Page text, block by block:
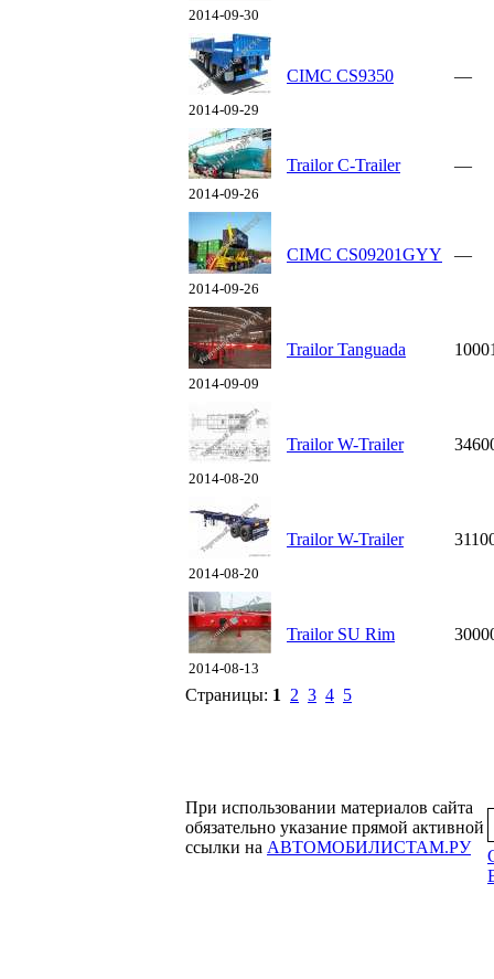
2014-09-30
2014-09-29
CIMC CS9350 —
2014-09-26
Trailor С-Trailer —
2014-09-26
CIMC CS09201GYY —
2014-09-09
Trailor Tanguada
2014-08-20
Trailor W-Trailer
2014-08-20
Trailor W-Trailer
2014-08-13
Trailor SU Rim
Страницы: 1 2 3 4 5
При использовании материалов сайта
обязательно указание прямой активной
ссылки на АВТОМОБИЛИСТАМ.РУ